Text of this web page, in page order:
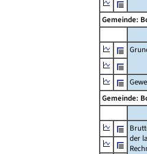
Gemeinde:
Gemeinde:
der